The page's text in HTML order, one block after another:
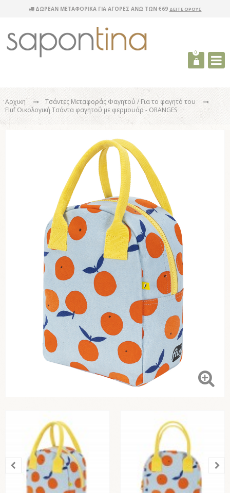
ΔΩΡΕΑΝ ΜΕΤΑΦΟΡΙΚΑ ΓΙΑ ΑΓΟΡΕΣ ΑΝΩ ΤΩΝ €69 ΔΕΙΤΕ ΟΡΟΥΣ
0
Αρχικη Τσάντες Μεταφοράς Φαγητού / Για το φαγητό του
Fluf Οικολογική Τσάντα φαγητού με φερμουάρ - ORANGES